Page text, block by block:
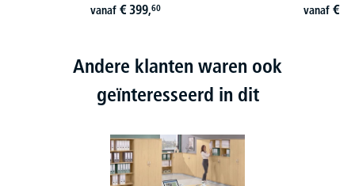
vanaf € 399,60 vanaf €
Andere klanten waren ook
geïnteresseerd in dit